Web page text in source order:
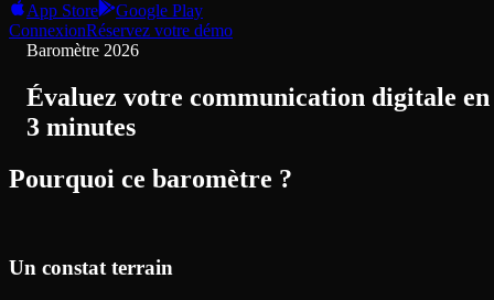
App Store
Google Play
ConnexionRéservez votre démo
Baromètre 2026
Évaluez votre communication digitale en
3 minutes
Pourquoi ce baromètre ?
Un constat terrain